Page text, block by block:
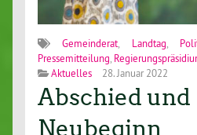
Gemeinderat, Landtag,
Pressemitteilung,
Aktuelles
28. Januar 2022
Abschied und
Neubeginn